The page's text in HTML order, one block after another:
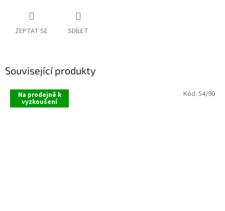
ZEPTAT SE SDÍLET
Související produkty
Na prodejně k
vyzkoušení
Kód: 54/90